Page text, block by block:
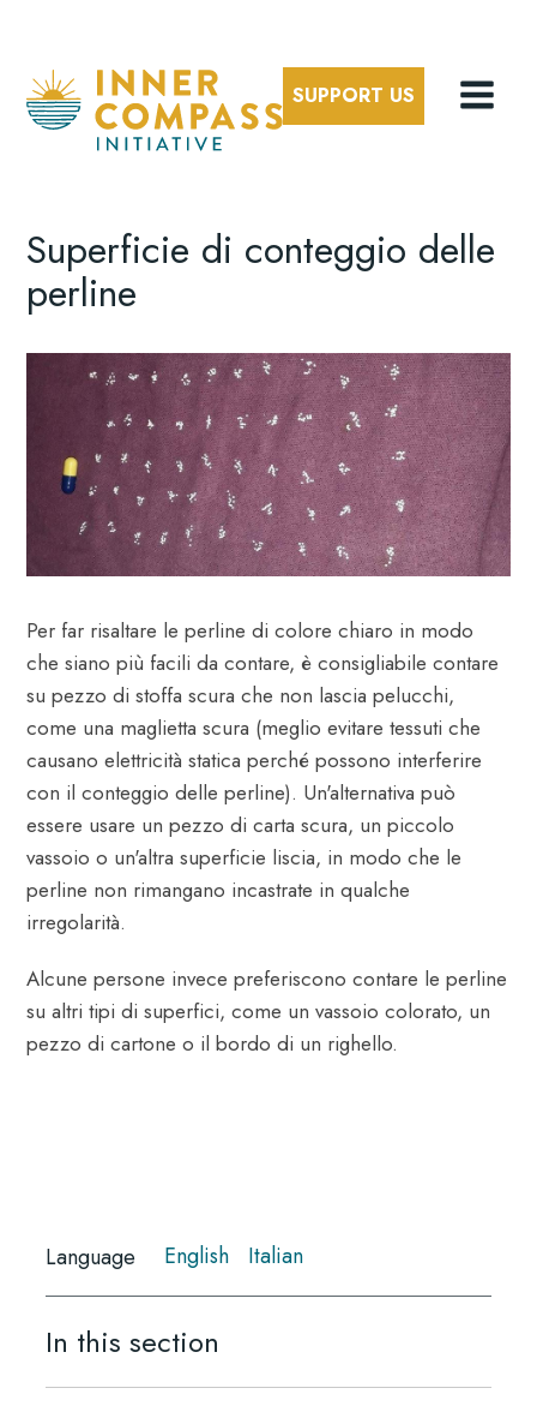
SUPPORT US
Superficie di conteggio delle
perline
Per far risaltare le perline di colore chiaro in modo
che siano più facili da contare, è consigliabile contare
su pezzo di stoffa scura che non lascia pelucchi,
come una maglietta scura (meglio evitare tessuti che
causano elettricità statica perché possono interferire
con il conteggio delle perline). Un'alternativa può
essere usare un pezzo di carta scura, un piccolo
vassoio o un'altra superficie liscia, in modo che le
perline non rimangano incastrate in qualche
irregolarità.
Alcune persone invece preferiscono contare le perline
su altri tipi di superfici, come un vassoio colorato, un
pezzo di cartone o il bordo di un righello.
Language English Italian
In this section